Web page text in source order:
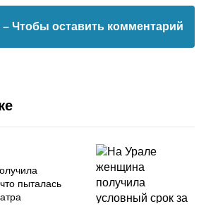
– Чтобы оставить комментарий
пыталась